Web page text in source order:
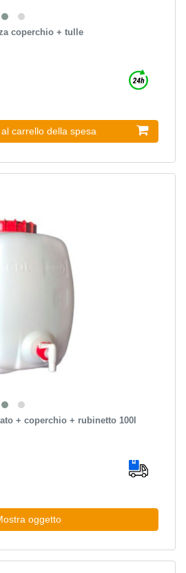
coperchio + tulle
carrello della spesa
+ coperchio + rubinetto 100l
oggetto